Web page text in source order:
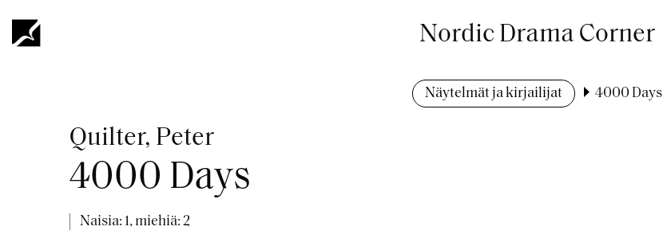
pääsisältöön
Nordic Drama Corner
Näytelmät ja kirjailijat 4000 Days
Quilter, Peter
4000 Days
Naisia: 1, miehiä: 2